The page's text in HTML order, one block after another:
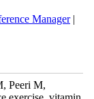
Manager
Peeri M,